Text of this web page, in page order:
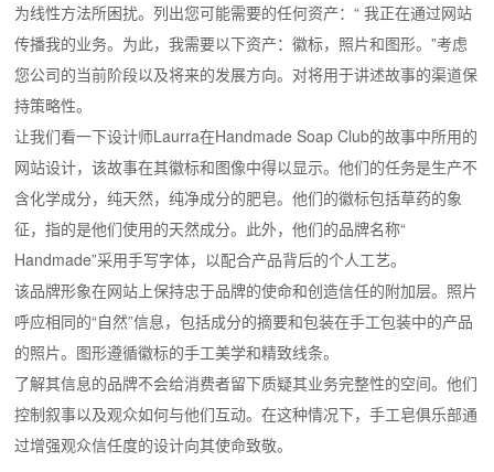
为线性方法所困扰。列出您可能需要的任何资产：“ 我正在通过网站
传播我的业务。为此，我需要以下资产：徽标，照片和图形。”考虑
您公司的当前阶段以及将来的发展方向。对将用于讲述故事的渠道保
持策略性。
让我们看一下设计师Laurra在Handmade Soap Club的故事中所用的
网站设计，该故事在其徽标和图像中得以显示。他们的任务是生产不
含化学成分，纯天然，纯净成分的肥皂。他们的徽标包括草药的象
征，指的是他们使用的天然成分。此外，他们的品牌名称“
Handmade”采用手写字体，以配合产品背后的个人工艺。
该品牌形象在网站上保持忠于品牌的使命和创造信任的附加层。照片
呼应相同的“自然”信息，包括成分的摘要和包装在手工包装中的产品
的照片。图形遵循徽标的手工美学和精致线条。
了解其信息的品牌不会给消费者留下质疑其业务完整性的空间。他们
控制叙事以及观众如何与他们互动。在这种情况下，手工皂俱乐部通
过增强观众信任度的设计向其使命致敬。